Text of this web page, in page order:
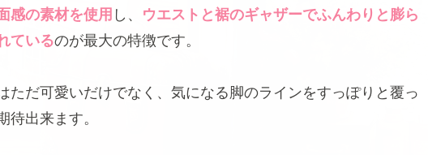
感の素材を使用 し、 ウエストと裾のギャザーでふんわりと膨ら
ているのが最大の特徴です。
ただ可愛いだけでなく、気になる脚のラインをすっぽりと覆っ
待出来ます。